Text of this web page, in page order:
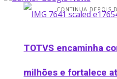
TOTVS encaminha
milhões e fortalece
CONTINUA DEPOIS